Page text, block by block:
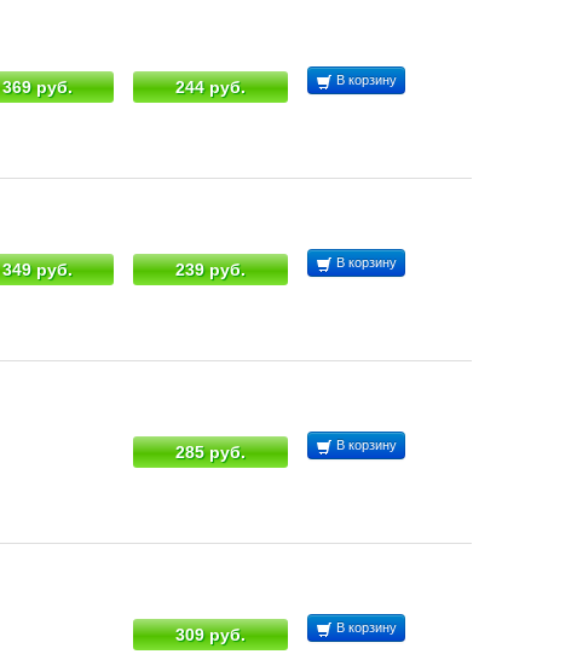
369 руб. 244 руб. В корзину
349 руб. 239 руб. В корзину
285 руб. В корзину
309 руб. В корзину